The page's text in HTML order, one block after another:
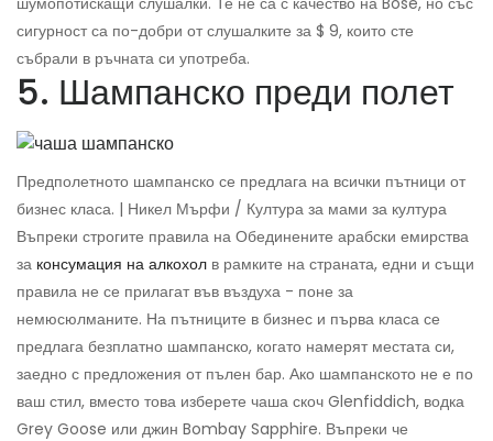
сигурност са по-добри от слушалките за $ 9, които сте
събрали в ръчната си употреба.
5. Шампанско преди полет
Предполетното шампанско се предлага на всички пътници от
бизнес класа. | Никел Мърфи / Култура за мами за култура
Въпреки строгите правила на Обединените арабски емирства
за консумация на алкохол в рамките на страната, едни и същи
правила не се прилагат във въздуха - поне за
немюсюлманите. На пътниците в бизнес и първа класа се
предлага безплатно шампанско, когато намерят местата си,
заедно с предложения от пълен бар. Ако шампанското не е по
ваш стил, вместо това изберете чаша скоч Glenfiddich, водка
Grey Goose или джин Bombay Sapphire. Въпреки че